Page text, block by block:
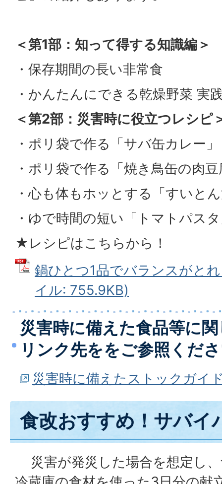
＜第1部：知って得する知識編＞
・保存期間の長い非常食
・かんたんにできる乾燥野菜 実
＜第2部：災害時に役立つレシピ
・ポリ袋で作る「サバ缶カレー」
・ポリ袋で作る「焼き鳥缶の肉
・心も体もホッとする「すいと
・ゆで時間の短い「トマトパス
★レシピはこちらから！
鍋ひとつ1品でバランスがと
イル: 755.9KB)
災害時に備えた食品等に
リンク先ををご参照くだ
災害時に備えたストックガイ
食改おすすめ！サバイ
災害が発災した場合を想定し